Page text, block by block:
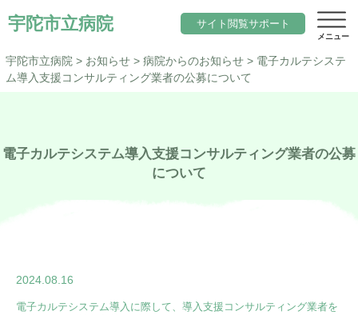
文字サイズ
小さく
当院について
アクセス
宇陀市立病院 サイト閲覧サポート
宇陀市立病院 > お知らせ >病院からのお知らせ > 電子カルテシステ
ム導入支援コンサルティング業者の公募について
電子カルテシステム導入支援コンサルティング業者の公募
について
2024.08.16
電子カルテシステム導入に際して、導入支援コンサルティング業者を